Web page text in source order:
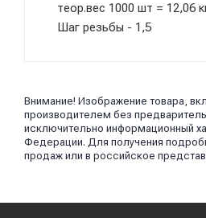
теор.вес 1000 шт =
Шаг резьбы - 1,5
Внимание! Изображение товара,
производителем без
исключительно информационный
Федерации. Для получения
продаж или в российское